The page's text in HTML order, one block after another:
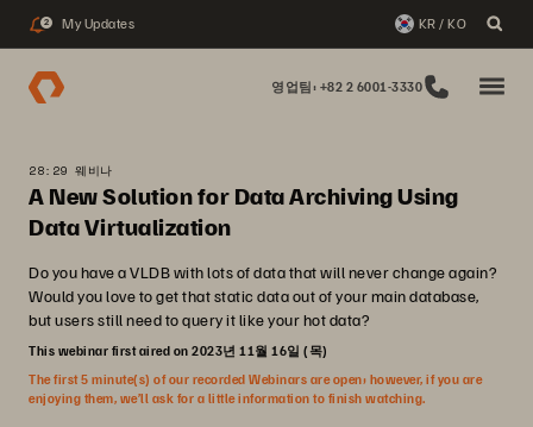
2 My Updates KR / KO
영업팀: +82 2 6001-3330
28:29 웨비나
A New Solution for Data Archiving Using
Data Virtualization
Do you have a VLDB with lots of data that will never change again?
Would you love to get that static data out of your main database,
but users still need to query it like your hot data?
This webinar first aired on 2023년 11월 16일 (목)
The first 5 minute(s) of our recorded Webinars are open; however, if you are
enjoying them, we’ll ask for a little information to finish watching.